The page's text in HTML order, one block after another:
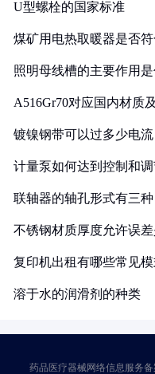
U型螺栓的国家标准
煤矿用电热取暖器是否
照明母线槽的主要作用是
A516Gr70对应国内材质
镀镍钢带可以过多少电流
计量泵如何达到控制和
联轴器的轴孔形式有三
不锈钢材质厚度允许误
复印机出租有哪些常见
溶于水的润滑剂的种类
药品医疗器械网络信息服务